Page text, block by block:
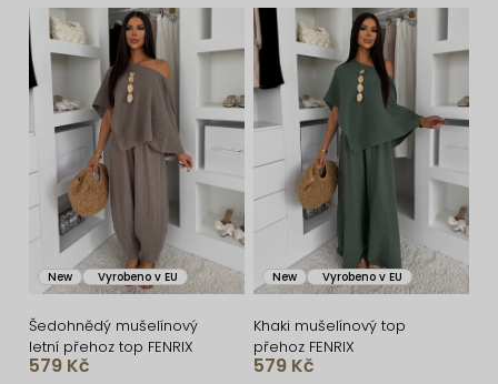
n
í
p
r
u
ů
V
ý
p
i
s
p
o
d
u
k
New Vyrobeno v EU
Šedohnědý mušelínový
letní přehoz top FENRIX
579 Kč
New Vyrobeno v EU
Khaki mušelínový top
přehoz FENRIX
579 Kč